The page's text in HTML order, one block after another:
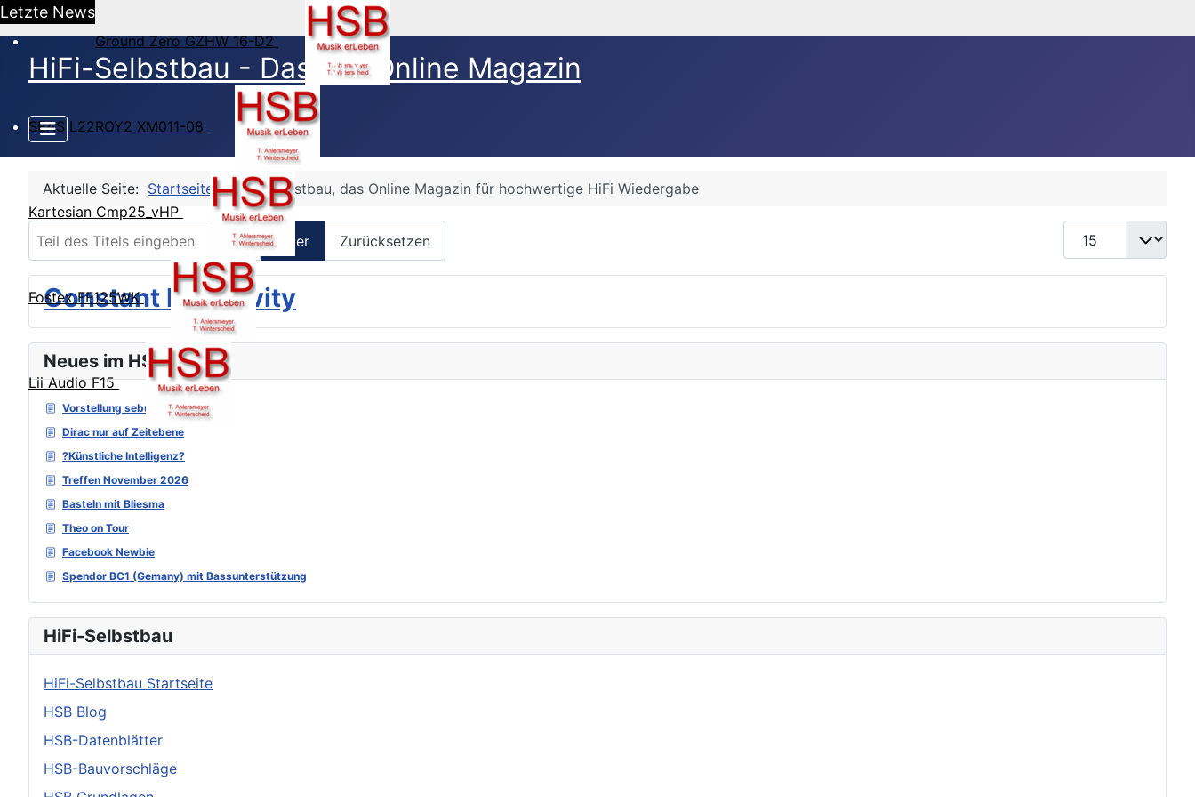
Letzte News
Ground Zero GZHW 16-D2
SEAS L22ROY2 XM011-08
Kartesian Cmp25_vHP
Fostex FF125WK
Lii Audio F15
HiFi-Selbstbau - Das DIY Online Magazin
Neues im HSB Forum
Vorstellung sebu
Dirac nur auf Zeitebene
?Künstliche Intelligenz?
Treffen November 2026
Basteln mit Bliesma
Theo on Tour
Facebook Newbie
Spendor BC1 (Gemany) mit Bassunterstützung
HiFi-Selbstbau
HiFi-Selbstbau Startseite
HSB Blog
HSB-Datenblätter
HSB-Bauvorschläge
Aktuelle Seite: Startseite HiFi-Selbstbau, das Online Magazin für hochwertige HiFi Wiedergabe
Filter Zurücksetzen
Anzeige #
Constant Directivity